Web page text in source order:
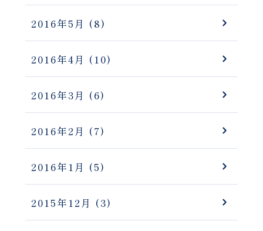
2016年5月 (8)
2016年4月 (10)
2016年3月 (6)
2016年2月 (7)
2016年1月 (5)
2015年12月 (3)